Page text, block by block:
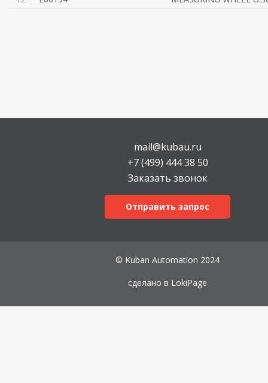
mail@kubau.ru
+7 (499) 444 38 50
Заказать звонок
Отправить запрос
© Kuban Automation 2024
сделано в LokiPage